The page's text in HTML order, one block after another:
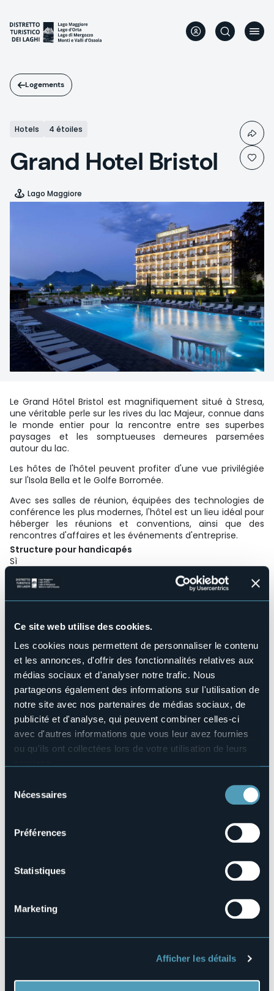
Ce site web utilise des cookies.
Les cookies nous permettent de personnaliser le contenu
et les annonces, d'offrir des fonctionnalités relatives aux
médias sociaux et d'analyser notre trafic. Nous
partageons également des informations sur l'utilisation de
notre site avec nos partenaires de médias sociaux, de
publicité et d'analyse, qui peuvent combiner celles-ci
avec d'autres informations que vous leur avez fournies
ou qu'ils ont collectées lors de votre utilisation de leurs
manière de les gérer et de les supprimer,
cliquez ici
Nécessaires
Préférences
Statistiques
Marketing
Afficher les détails
contenu
principal
Logements
Hotels 4 étoiles
Grand Hotel Bristol
Lago Maggiore
Le Grand Hôtel Bristol est magnifiquement situé à Stresa,
une véritable perle sur les rives du lac Majeur, connue dans
le monde entier pour la rencontre entre ses superbes
paysages et les somptueuses demeures parsemées
autour du lac.
Les hôtes de l'hôtel peuvent profiter d'une vue privilégiée
sur l'Isola Bella et le Golfe Borromée.
Avec ses salles de réunion, équipées des technologies de
conférence les plus modernes, l'hôtel est un lieu idéal pour
héberger les réunions et conventions, ainsi que des
rencontres d'affaires et les événements d'entreprise.
Structure pour handicapés
Sì
Wellness
No
Sì
Animaux acceptés
Sì
Nombres de chambres
159
Nombres de lits
318
E-mail
https://zaccherahotels.com/grand-hotel-bristol/
Codice CIR
Réserver
28838 - Stresa (VB)